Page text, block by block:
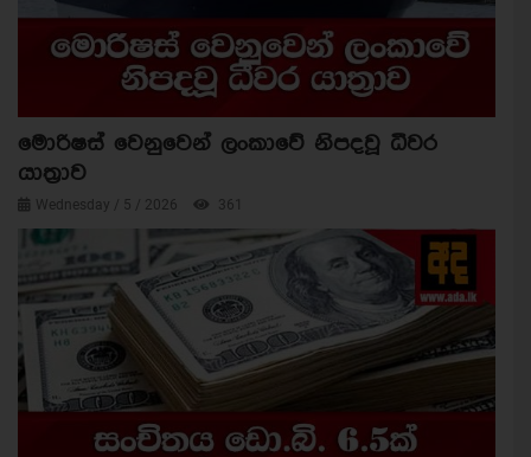
මොරිෂස් වෙනුවෙන් ලංකාවේ නිපදවූ ධීවර
යාත්‍රාව
Wednesday / 5 / 2026 361